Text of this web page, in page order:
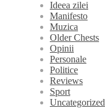
Ideea zilei
Manifesto
Muzica
Older Chests
Opinii
Personale
Politice
Reviews
Sport
Uncategorized